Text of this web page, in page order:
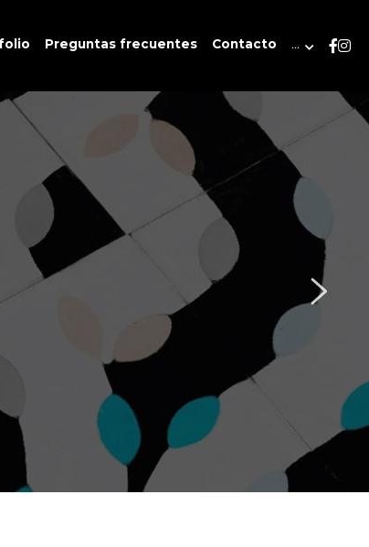
Preguntas frecuentes Contacto …